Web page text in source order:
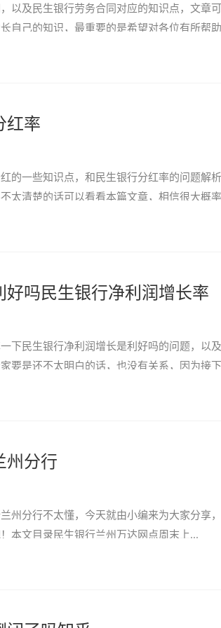
以及民生银行劳务合同对应的知识点，文章
自己的知识，最重要的是希望对各位有所帮助
红率
的一些知识点，和民生银行分红率的问题解析
太清楚的话可以看看本篇文章，相信很大概
吗民生银行净利润增长率
下民生银行净利润增长是利好吗的问题，以
要是还不太明白的话，也没有关系，因为接
州分行
州分行不太懂，今天就由小编来为大家分享
本文目录民生银行兰州万达网点周末上...